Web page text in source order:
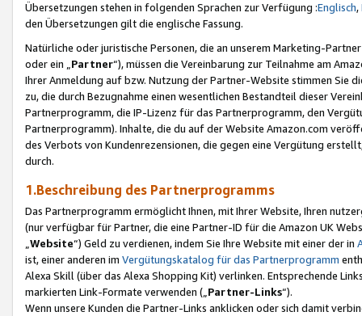
Übersetzungen stehen in folgenden Sprachen zur Verfügung :Englisch,
den Übersetzungen gilt die englische Fassung.
Natürliche oder juristische Personen, die an unserem Marketing-
oder ein „Partner“), müssen die Vereinbarung zur Teilnahme am
Ihrer Anmeldung auf bzw. Nutzung der Partner-Website stimmen Sie
zu, die durch Bezugnahme einen wesentlichen Bestandteil dieser
Partnerprogramm, die IP-Lizenz für das Partnerprogramm, den
Partnerprogramm). Inhalte, die du auf der Website Amazon.com
des Verbots von Kundenrezensionen, die gegen eine Vergütung
durch.
1.Beschreibung des Partnerprogramms
Das Partnerprogramm ermöglicht Ihnen, mit Ihrer Website, Ihren
(nur verfügbar für Partner, die eine Partner-ID für die Amazon UK
Website“) Geld zu verdienen, indem Sie Ihre Website mit einer der in
ist, einer anderen im Vergütungskatalog für das Partnerprogramm
Alexa Skill (über das Alexa Shopping Kit) verlinken. Entsprechende
markierten Link-Formate verwenden („ Partner-Links“).
Wenn unsere Kunden die Partner-Links anklicken oder sich damit